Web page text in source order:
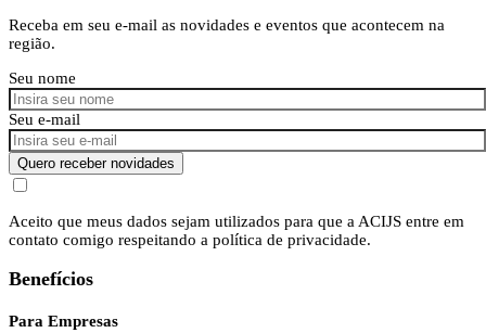
Receba em seu e-mail as novidades e eventos que acontecem na
região.
Seu nome
Seu e-mail
Quero receber novidades
Aceito que meus dados sejam utilizados para que a ACIJS entre em
contato comigo respeitando a política de privacidade.
Benefícios
Para Empresas